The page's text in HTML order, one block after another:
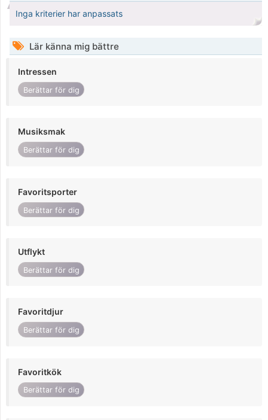
Inga kriterier har anpassats
Lär känna mig bättre
Intressen
Berättar för dig
Musiksmak
Berättar för dig
Favoritsporter
Berättar för dig
Utflykt
Berättar för dig
Favoritdjur
Berättar för dig
Favoritkök
Berättar för dig